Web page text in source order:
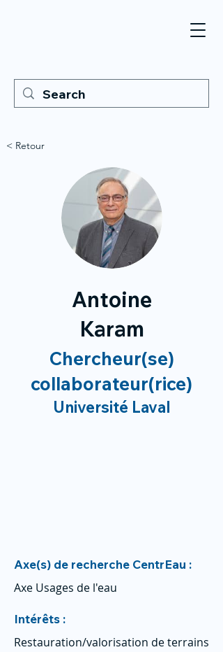
< Retour
Antoine
Karam
Chercheur(se)
collaborateur(rice)
Université Laval
Axe(s) de recherche CentrEau :
Axe Usages de l'eau
Intérêts :
Restauration/valorisation de terrains